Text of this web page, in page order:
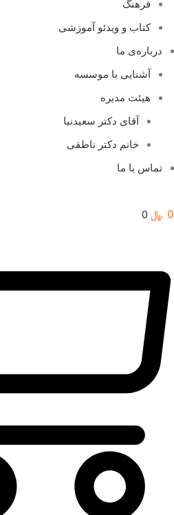
فرهنگ
کتاب و ویدئو آموزشی
درباره‌ی ما
آشنایی با موسسه
هیئت مدیره
آقای دکتر سعیدنیا
خانم دکتر ناطقی
تماس با ما
0 ﷼ 0